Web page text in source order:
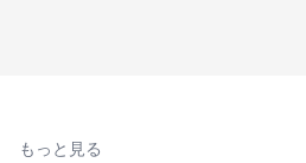
もっと見る